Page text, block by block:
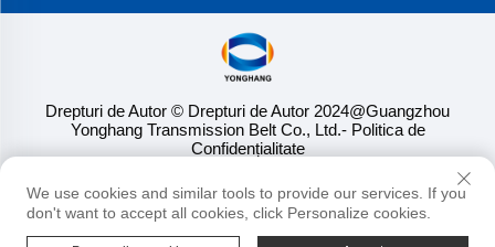
Drepturi de Autor © Drepturi de Autor 2024@Guangzhou
Yonghang Transmission Belt Co., Ltd.- Politica de
Confidențialitate
We use cookies and similar tools to provide our services. If you
don't want to accept all cookies, click Personalize cookies.